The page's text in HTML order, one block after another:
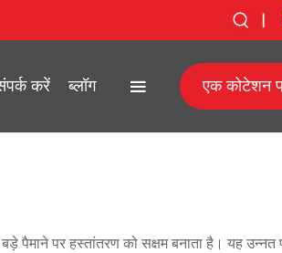
|
करें ब्लॉग एक कोटेशन
पैमाने पर हस्तांतरण को सक्षम बनाता है। यह उन्नत